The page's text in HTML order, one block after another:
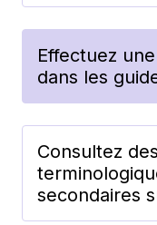
Effectuez
dans les
Consultez
secondaires